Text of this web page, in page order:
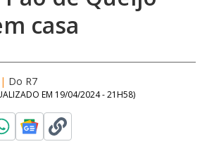
casa
| Do R7
EM 19/04/2024 - 21H58)